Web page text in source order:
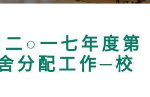
○ 一 七 年 度 第
分 配 工 作 ─ 校